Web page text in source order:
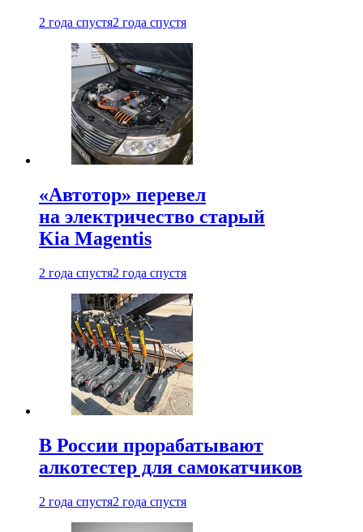
2 года спустя2 года спустя
«Автотор» перевел
на электричество старый
Kia Magentis
2 года спустя2 года спустя
В России прорабатывают
алкотестер для самокатчиков
2 года спустя2 года спустя